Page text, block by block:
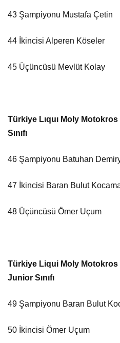
43 Şampiyonu Mustafa Çetin
44 İkincisi Alperen Köseler
45 Üçüncüsü Mevlüt Kolay
Türkiye Lıquı Moly
Sınıfı
46 Şampiyonu Batuhan
47 İkincisi Baran Bulut
48 Üçüncüsü Ömer Uçum
Türkiye Liqui Moly Motokros
Junior Sınıfı
49 Şampiyonu Baran Bulut
50 İkincisi Ömer Uçum